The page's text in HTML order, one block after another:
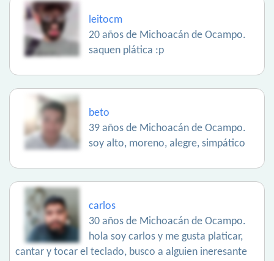
leitocm
20 años de Michoacán de Ocampo.
saquen plática :p
beto
39 años de Michoacán de Ocampo.
soy alto, moreno, alegre, simpático
carlos
30 años de Michoacán de Ocampo.
hola soy carlos y me gusta platicar,
cantar y tocar el teclado, busco a alguien ineresante